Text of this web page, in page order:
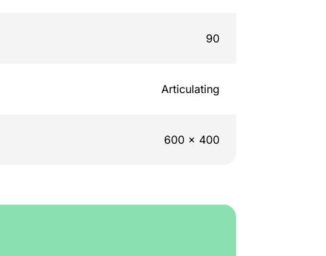
90
Articulating
600 x 400